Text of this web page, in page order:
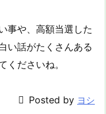
事や、高額当選した
い話がたくさんある
くださいね。
 Posted by ヨシ